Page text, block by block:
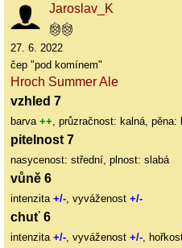
Jaroslav_K
27. 6. 2022
čep "pod komínem"
Hroch Summer Ale
vzhled 7
barva ++, průzračnost: kalná, pěna:
pitelnost 7
nasycenost: střední, plnost: slabá
vůně 6
intenzita +/-, vyváženost +/-
chuť 6
intenzita +/-, vyváženost +/-,